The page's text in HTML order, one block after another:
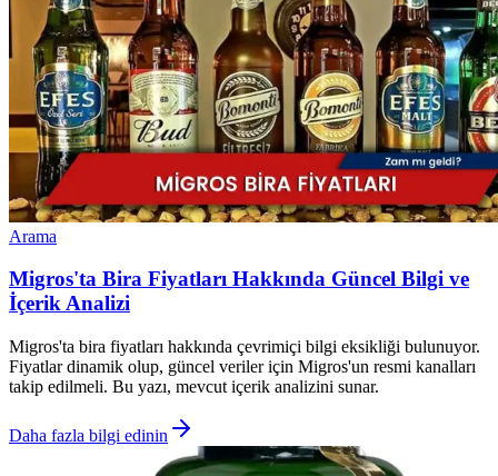
Arama
Migros'ta Bira Fiyatları Hakkında Güncel Bilgi ve
İçerik Analizi
Migros'ta bira fiyatları hakkında çevrimiçi bilgi eksikliği bulunuyor.
Fiyatlar dinamik olup, güncel veriler için Migros'un resmi kanalları
takip edilmeli. Bu yazı, mevcut içerik analizini sunar.
Daha fazla bilgi edinin